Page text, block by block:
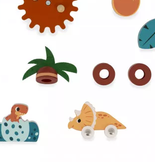
BEBÉS & PRIMERA INFANCIA
UNIVERSOS
PIZARRAS, MOBILIARIO &
DECORACION
PIEZAS SUELTAS